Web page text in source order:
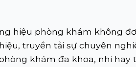
hiệu phòng khám không
truyền tải sự chuyên
khám đa khoa, nhi hay